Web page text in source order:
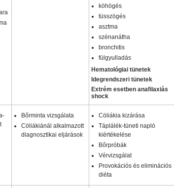
köhögés
tüsszögés
asztma
szénanátha
bronchitis
fülgyulladás
Hematológiai tünetek
Idegrendszeri tünetek
Extrém esetben anafilaxiás
shock
Bőrminta vizsgálata
Cöliákiánál alkalmazott
diagnosztikai eljárások
Cöliákia kizárása
Táplálék-tüneti napló
kiértékelése
Bőrpróbák
Vérvizsgálat
Provokációs és eliminációs
diéta